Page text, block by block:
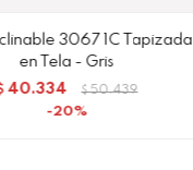
3067 1C Tapizada
en Tela - Gris
40.334 $ 50.439
20